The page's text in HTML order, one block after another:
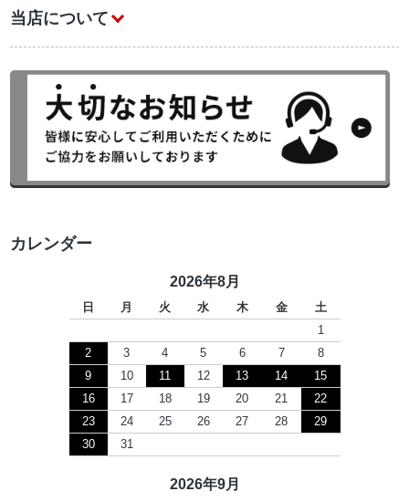
当店について
カレンダー
2026年8月
日 月 火 水 木 金
土
1
2
3 4 5 6 7
8
9
10 11 12 13 14
15
16
17 18 19 20 21
22
23
24 25 26 27 28
29
30
31
2026年9月